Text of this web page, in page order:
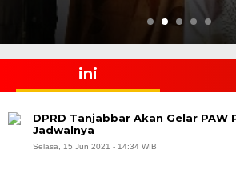
ini
DPRD Tanjabbar Akan Gelar PAW
Jadwalnya
Selasa, 15 Jun 2021 - 14:34 WIB